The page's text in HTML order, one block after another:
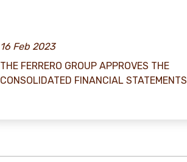
16 Feb 2023
THE FERRERO GROUP APPROVES THE
CONSOLIDATED FINANCIAL